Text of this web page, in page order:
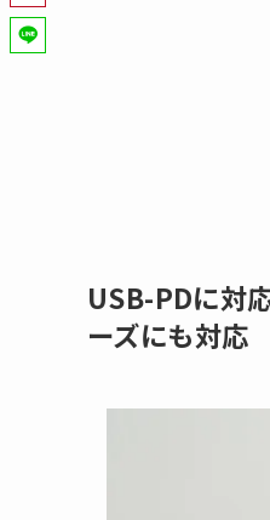
USB-PDに対
ーズにも対応